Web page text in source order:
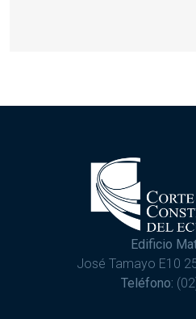
Edificio
José Tamayo E10
Teléfono: